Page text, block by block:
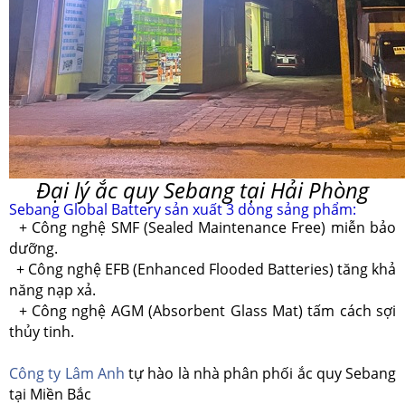
Đại lý ắc quy Sebang tại Hải Phòng
Sebang Global Battery sản xuất 3 dòng sảng phẩm:
+ Công nghệ SMF (Sealed Maintenance Free) miễn bảo
dưỡng.
+ Công nghệ EFB (Enhanced Flooded Batteries) tăng khả
năng nạp xả.
+ Công nghệ AGM (Absorbent Glass Mat) tấm cách sợi
thủy tinh.
Công ty Lâm Anh tự hào là nhà phân phối ắc quy Sebang
tại Miền Bắc